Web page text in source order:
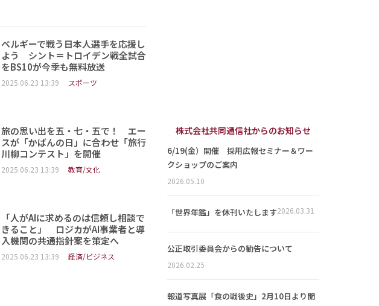
ベルギーで戦う日本人選手を応援し
よう シント＝トロイデン戦全試合
をBS10が今季も無料放送
2025.06.23 13:39 スポーツ
旅の思い出を五・七・五で！ エー
スが「かばんの日」に合わせ「旅行
川柳コンテスト」を開催
2025.06.23 13:39 教育/文化
「人がAIに求めるのは信頼し相談で
きること」 ロジカがAI事業者と導
入機関の共通指針案を策定へ
2025.06.23 13:39 経済/ビジネス
株式会社共同通信社からのお知らせ
6/19(金）開催 採用広報セミナー＆ワー
クショップのご案内
2026.05.10
「世界年鑑」を休刊いたします2026.03.31
公正取引委員会からの勧告について
2026.02.25
報道写真展「食の戦後史」2月10日より開